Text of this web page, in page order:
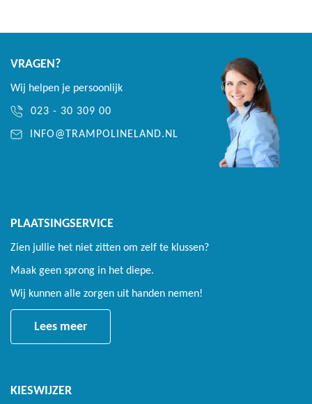
VRAGEN?
Wij helpen je persoonlijk
023 - 30 309 00
INFO@TRAMPOLINELAND.NL
PLAATSINGSERVICE
Zien jullie het niet zitten om zelf te klussen?
Maak geen sprong in het diepe.
Wij kunnen alle zorgen uit handen nemen!
Lees meer
KIESWIJZER